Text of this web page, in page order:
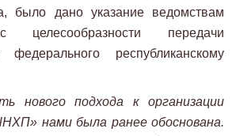
было дано указание ведомствам
целесообразности передачи
республиканскому
нового подхода к организации
нами была ранее обоснована.